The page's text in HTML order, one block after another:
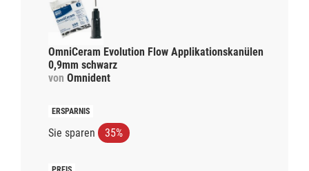
OmniCeram Evolution Flow Applikationskanülen
0,9mm schwarz
von Omnident
Sie sparen 35%